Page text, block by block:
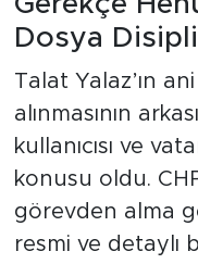
Dosya
Talat Yalaz’ın
alınmasının
kullanıcısı ve
konusu oldu.
görevden alma
resmi ve detaylı